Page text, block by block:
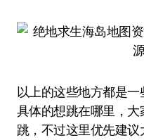
以上的这些地方都是
具体的想跳在哪里，
跳，不过这里优先建议